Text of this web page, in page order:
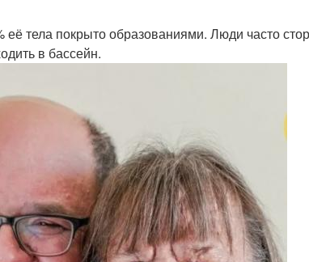
тела покрыто образованиями. Люди часто
в бассейн.